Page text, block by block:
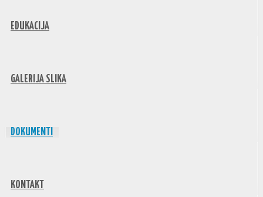
EDUKACIJA
GALERIJA SLIKA
DOKUMENTI
KONTAKT